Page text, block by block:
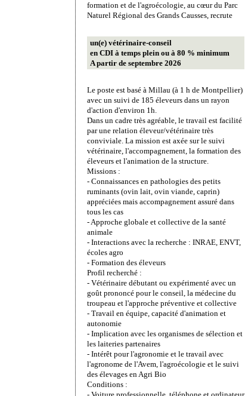
formation et de l'agroécologie, au cœur du Parc
Naturel Régional des Grands Causses, recrute
un(e) vétérinaire-conseil
en CDI à temps plein ou à 80 % minimum
A partir de septembre 2026
Le poste est basé à Millau (à 1 h de Montpellier)
avec un suivi de 185 éleveurs dans un rayon
d'action d'environ 1h.
Dans un cadre très agréable, le travail est facilité
par une relation éleveur/vétérinaire très
conviviale. La mission est axée sur le suivi
vétérinaire, l'accompagnement, la formation des
éleveurs et l'animation de la structure.
Missions :
- Connaissances en pathologies des petits
ruminants (ovin lait, ovin viande, caprin)
appréciées mais accompagnement assuré dans
tous les cas
- Approche globale et collective de la santé
animale
- Interactions avec la recherche : INRAE, ENVT,
écoles agro
- Formation des éleveurs
Profil recherché :
- Vétérinaire débutant ou expérimenté avec un
goût prononcé pour le conseil, la médecine du
troupeau et l'approche préventive et collective
- Travail en équipe, capacité d'animation et
autonomie
- Implication avec les organismes de sélection et
les laiteries partenaires
- Intérêt pour l'agronomie et le travail avec
l'agronome de l'Avem, l'agroécologie et le suivi
des élevages en Agri Bio
Conditions :